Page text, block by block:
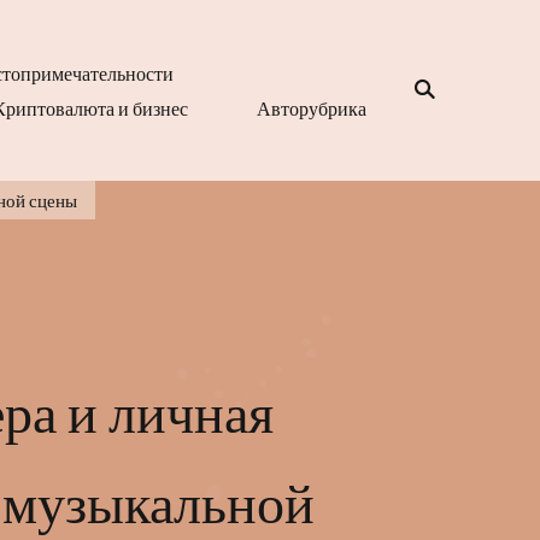
и бизнес Авторубрика
сцены
и личная